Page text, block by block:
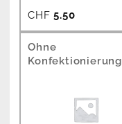
CHF 5.50
Ohne
Konfektionierung